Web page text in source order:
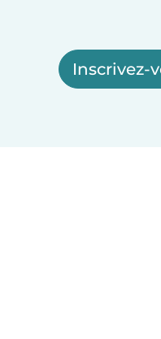
Inscrivez-